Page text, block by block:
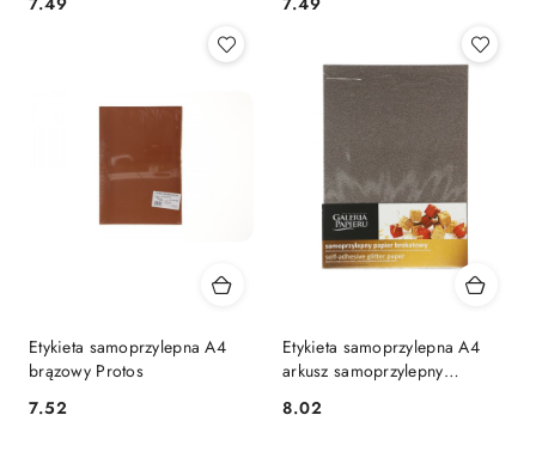
Etykieta samoprzylepna A4
brązowy Protos
Cena:
7.52
Etykieta samoprzylepna A4
arkusz samoprzylepny
[mm:] 210x297 Argo
Cena:
8.02